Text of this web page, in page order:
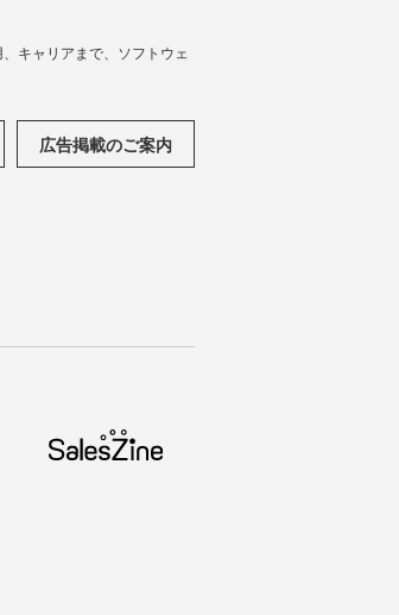
キャリアまで、ソフトウェ
広告掲載のご案内